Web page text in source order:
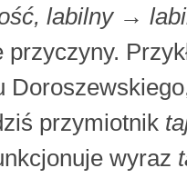
labilny →
przymiotnik
wyraz